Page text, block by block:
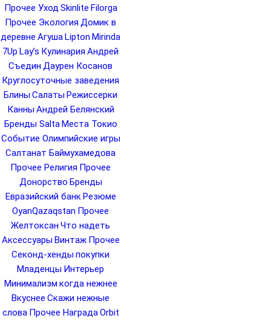
Прочее Уход Skinlite Filorga
Прочее Экология Домик в
деревне Агуша Lipton Mirinda
7Up Lay’s Кулинария Андрей
Съедин Даурен Косанов
Круглосуточные заведения
Блины Салаты Режиссерки
Канны Андрей Белянский
Бренды Salta Места Токио
Событие Олимпийские игры
Салтанат Баймухамедова
Прочее Религия Прочее
Донорство Бренды
Евразийский банк Резюме
OyanQazaqstan Прочее
Желтоксан Что надеть
Аксессуары Винтаж Прочее
Секонд-хенды покупки
Младенцы Интерьер
Минимализм когда нежнее
Вкуснее Скажи нежные
слова Прочее НаградаOrbit